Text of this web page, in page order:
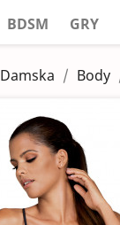
BDSM GRY
Damska Body